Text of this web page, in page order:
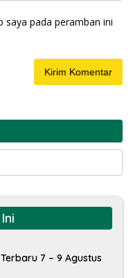
saya pada peramban ini
7 – 9 Agustus